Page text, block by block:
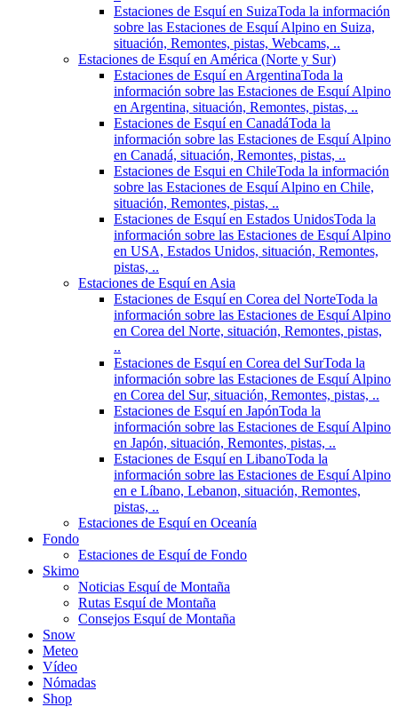
Estaciones de Esquí en SuizaToda la información
sobre las Estaciones de Esquí Alpino en Suiza,
situación, Remontes, pistas, Webcams, ..
Estaciones de Esquí en América (Norte y Sur)
Estaciones de Esquí en ArgentinaToda la
información sobre las Estaciones de Esquí Alpino
en Argentina, situación, Remontes, pistas, ..
Estaciones de Esquí en CanadáToda la
información sobre las Estaciones de Esquí Alpino
en Canadá, situación, Remontes, pistas, ..
Estaciones de Esqui en ChileToda la información
sobre las Estaciones de Esquí Alpino en Chile,
situación, Remontes, pistas, ..
Estaciones de Esquí en Estados UnidosToda la
información sobre las Estaciones de Esquí Alpino
en USA, Estados Unidos, situación, Remontes,
pistas, ..
Estaciones de Esquí en Asia
Estaciones de Esquí en Corea del NorteToda la
información sobre las Estaciones de Esquí Alpino
en Corea del Norte, situación, Remontes, pistas,
..
Estaciones de Esquí en Corea del SurToda la
información sobre las Estaciones de Esquí Alpino
en Corea del Sur, situación, Remontes, pistas, ..
Estaciones de Esquí en JapónToda la
información sobre las Estaciones de Esquí Alpino
en Japón, situación, Remontes, pistas, ..
Estaciones de Esquí en LibanoToda la
información sobre las Estaciones de Esquí Alpino
en e Líbano, Lebanon, situación, Remontes,
pistas, ..
Estaciones de Esquí en Oceanía
Fondo
Estaciones de Esquí de Fondo
Skimo
Noticias Esquí de Montaña
Rutas Esquí de Montaña
Consejos Esquí de Montaña
Snow
Meteo
Vídeo
Nómadas
Shop